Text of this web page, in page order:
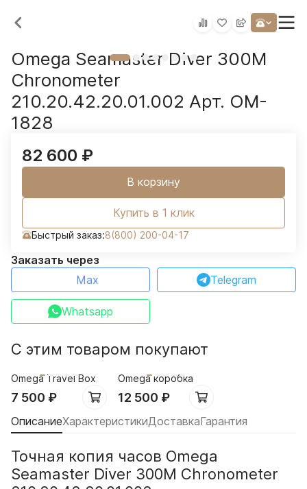
Omega Seamaster Diver 300M
Chronometer
210.20.42.20.01.002 Арт. OM-
1828
82 600 ₽
В корзину
Купить в 1 клик
Быстрый заказ:8(800) 200-04-17
Заказать через
Max
Telegram
Whatsapp
С этим товаром покупают
Omega Travel Box
7 500 ₽
Omega коробка
12 500 ₽
ОписаниеХарактеристикиДоставкаГарантия
Точная копия часов Omega
Seamaster Diver 300M Chronometer